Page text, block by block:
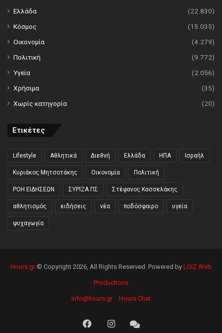
Ελλάδα
(22.830)
Κόσμος
(15.035)
Οικονομία
(4.279)
Πολιτική
(9.772)
Υγεία
(2.056)
Χρήσιμα
(35)
Χωρίς κατηγορία
(20)
Ετικέτες
Lifestyle Αθλητικά Διεθνή Ελλάδα ΗΠΑ Ισραήλ
Κυριάκος Μητσοτάκης Οικονομία Πολιτική
ΡΟΗ ΕΙΔΗΣΕΩΝ ΣΥΡΙΖΑ ΠΣ Στέφανος Κασσελάκης
αθλητισμός ειδήσεις νέα ποδόσφαιρο υγεία
ψυχαγωγία
Hours.gr© Copyright 2026, All Rights Reserved. Powered by LOIZ Web
Productions
info@hours.gr Hours Chat
FacebookInstagramHours